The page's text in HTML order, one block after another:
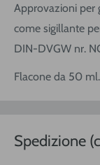
Approvazioni per
come sigillante
DIN-DVGW nr.
Flacone da 50 ml.
Spedizione